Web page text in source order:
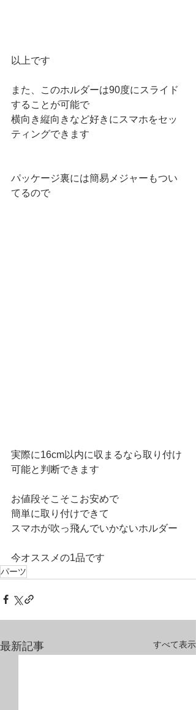
以上です
また、このホルダーは90度にスライド
することが可能で
横向き縦向きなど好きにスマホをセッ
ティングできます
パッケージ裏には簡易メジャーもつい
てるので
実際に16cm以内に収まるなら取り付け
可能と判断できます
お値段そこそこお安めで
簡単に取り付けできて
スマホが吹っ飛んでいかないホルダー
今オススメの1品です
パーツ
最新記事 すべて表示